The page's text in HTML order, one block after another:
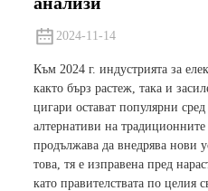
2024-11-14
Към 2024 г. индустрията за
както бърз растеж, така и
цигари остават популярни
алтернативи на
продължава да внедрява нови
това, тя е изправена пред
като правителствата по целия